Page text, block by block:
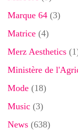
Marque 64 (3)
Matrice (4)
Merz Aesthetics
Ministère de
Mode (18)
Music (3)
News (638)